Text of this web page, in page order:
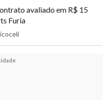
avaliado em R$ 15
Furia